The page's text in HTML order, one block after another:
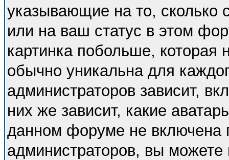
указывающие на то,
или на ваш статус в этом
картинка побольше, которая
обычно уникальна для
администраторов зависит,
них же зависит, какие
данном форуме не включена
администраторов, вы